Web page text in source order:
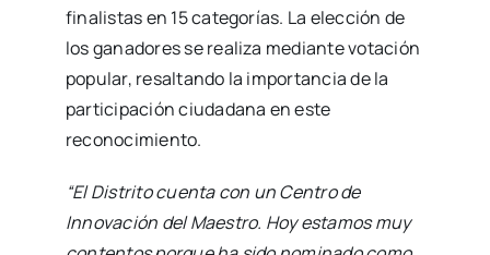
finalistas en 15 categorías. La elección de
los ganadores se realiza mediante votación
popular, resaltando la importancia de la
participación ciudadana en este
reconocimiento.
“El Distrito cuenta con un Centro de
Innovación del Maestro. Hoy estamos muy